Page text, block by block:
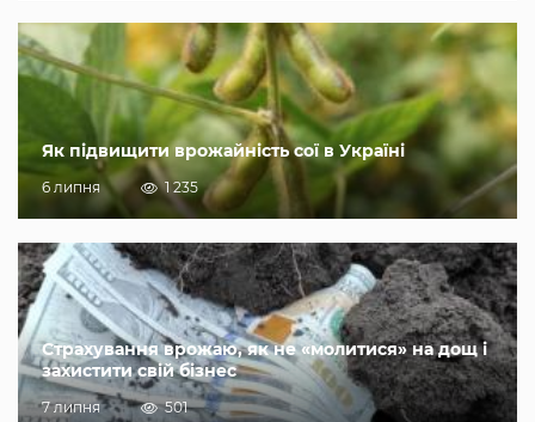
Як підвищити врожайність сої в Україні
6 липня 1 235
Страхування врожаю, як не «молитися» на дощ і
захистити свій бізнес
7 липня 501